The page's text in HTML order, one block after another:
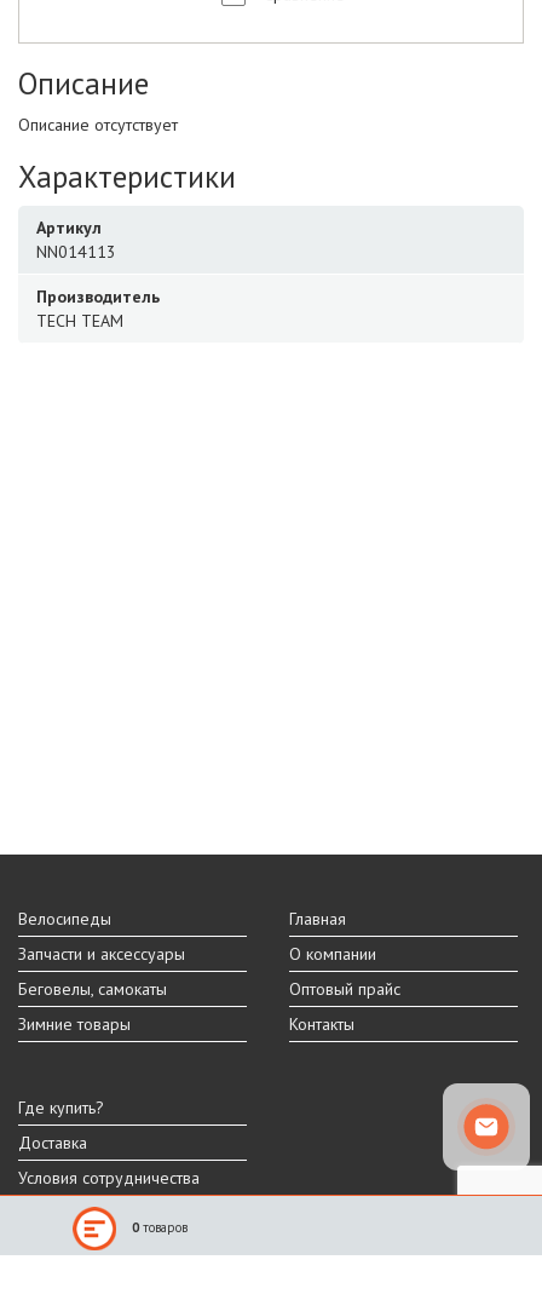
Описание
Описание отсутствует
Характеристики
Артикул
NN014113
Производитель
TECH TEAM
Велосипеды
Запчасти и аксессуары
Беговелы, самокаты
Зимние товары
Главная
О компании
Оптовый прайс
Контакты
Где купить?
Доставка
Условия сотрудничества
Реальный внешний вид и технические характеристики товара могут
отличаться от представленных на сайте.
0 товаров